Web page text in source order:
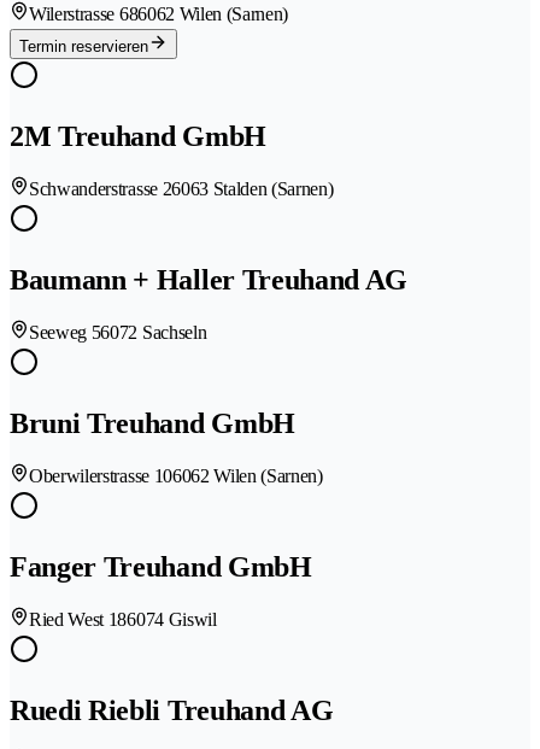
Wilerstrasse 686062 Wilen (Sarnen)
Termin reservieren
2M Treuhand GmbH
Schwanderstrasse 26063 Stalden (Sarnen)
Baumann + Haller Treuhand AG
Seeweg 56072 Sachseln
Bruni Treuhand GmbH
Oberwilerstrasse 106062 Wilen (Sarnen)
Fanger Treuhand GmbH
Ried West 186074 Giswil
Ruedi Riebli Treuhand AG